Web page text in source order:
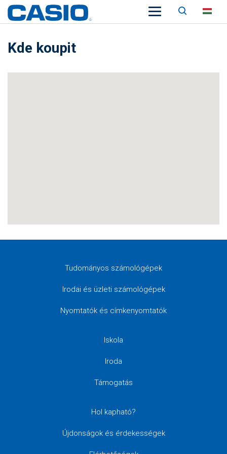
Keresés
Kde koupit
Tudományos számológépek
Irodai és üzleti számológépek
Nyomtatók és címkenyomtatók
Iskola
Iroda
Támogatás
Hol kapható?
Újdonságok és érdekességek